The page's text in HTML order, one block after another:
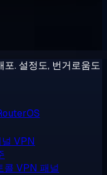
. 설정도, 번거로움도
VPN
콜 VPN 패널